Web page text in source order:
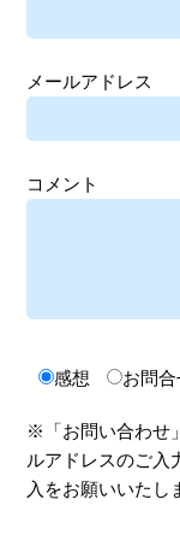
メールアドレス
コメント
感想 お問
※「お問い合わせ
ルアドレスのご入
入をお願いいたし